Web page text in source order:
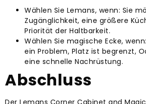
Wählen Sie Lemans, wenn: Sie
Zugänglichkeit, eine größere
Priorität der Haltbarkeit.
Wählen Sie magische Ecke,
ein Problem, Platz ist begrenzt,
eine schnelle Nachrüstung.
Abschluss